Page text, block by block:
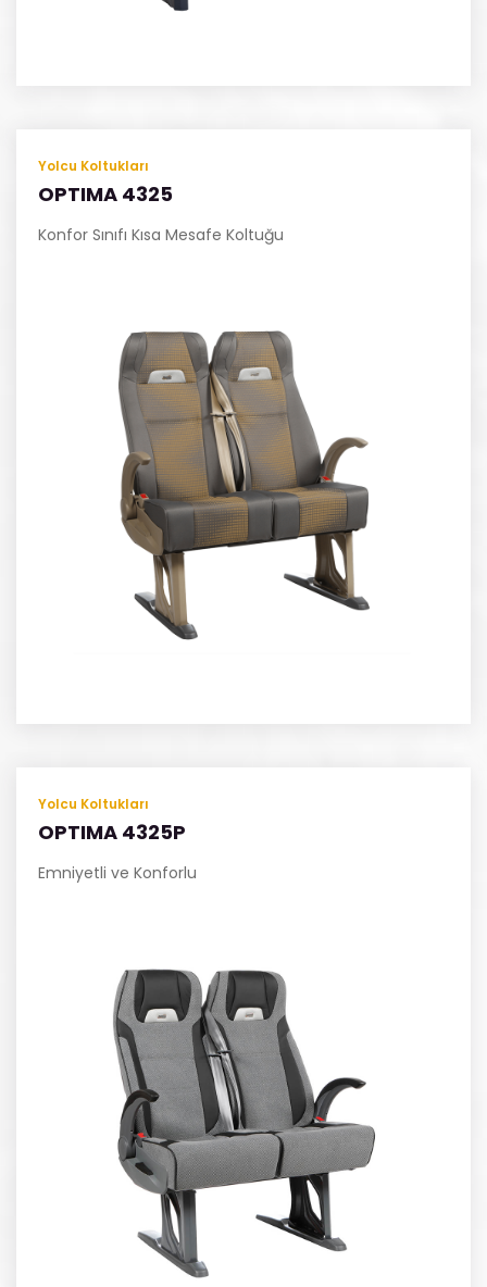
Yolcu Koltukları
OPTIMA 4325
Konfor Sınıfı Kısa Mesafe Koltuğu
Yolcu Koltukları
OPTIMA 4325P
Emniyetli ve Konforlu